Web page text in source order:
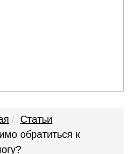
Статьи
обратиться к